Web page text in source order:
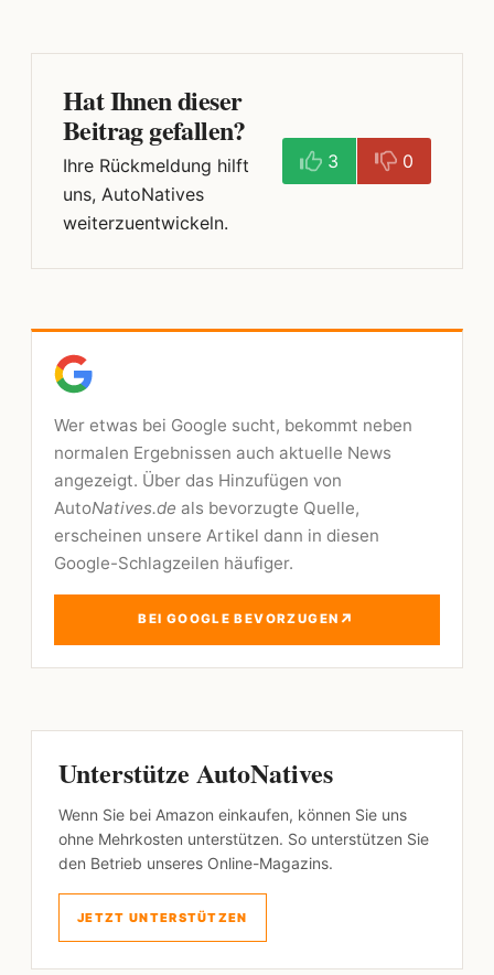
Hat Ihnen dieser
Beitrag gefallen?
Ihre Rückmeldung hilft
uns, AutoNatives
weiterzuentwickeln.
3 0
Wer etwas bei Google sucht, bekommt neben
normalen Ergebnissen auch aktuelle News
angezeigt. Über das Hinzufügen von
AutoNatives.de als bevorzugte Quelle,
erscheinen unsere Artikel dann in diesen
Google-Schlagzeilen häufiger.
BEI GOOGLE BEVORZUGEN ↗
Unterstütze AutoNatives
Wenn Sie bei Amazon einkaufen, können Sie uns
ohne Mehrkosten unterstützen. So unterstützen Sie
den Betrieb unseres Online-Magazins.
JETZT UNTERSTÜTZEN